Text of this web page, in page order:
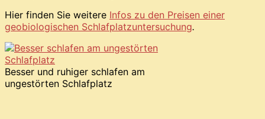
Hier finden Sie weitere Infos zu den Preisen einer
geobiologischen Schlafplatzuntersuchung.
Besser und ruhiger schlafen am
ungestörten Schlafplatz